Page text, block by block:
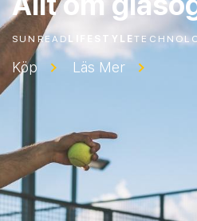
SUNREADLIFESTYLE
Köp Läs Mer